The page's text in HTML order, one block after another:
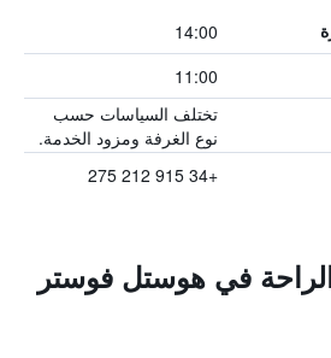
14:00
11:00
تختلف السياسات حسب
نوع الغرفة ومزود الخدمة.
+34 915 212 275
في هوستل فوستر